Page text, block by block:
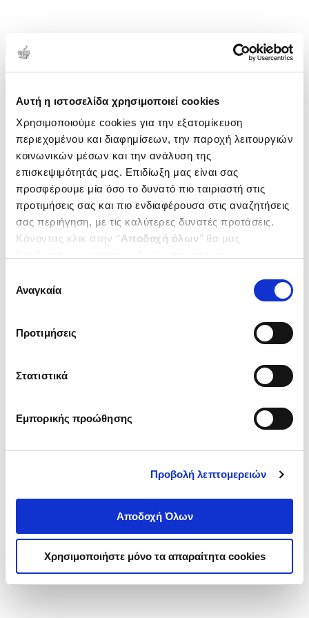
Αυτή η ιστοσελίδα χρησιμοποιεί cookies
Χρησιμοποιούμε cookies για την εξατομίκευση
περιεχομένου και διαφημίσεων, την παροχή λειτουργιών
κοινωνικών μέσων και την ανάλυση της
επισκεψιμότητάς μας. Επιδίωξη μας είναι σας
προσφέρουμε μία όσο το δυνατό πιο ταιριαστή στις
προτιμήσεις σας και πιο ενδιαφέρουσα στις αναζητήσεις
σας περιήγηση, με τις καλύτερες δυνατές προτάσεις.
Κάνοντας κλικ στην ‘’Αποδοχή όλων’’ θα μας
ενδιαφέρουν και να επιλέξετε από τα παρακάτω με την
΄΄και να ενημερωθείτε σχετικά με
συγκατάθεσης
Αναγκαία
Προτιμήσεις
Στατιστικά
Εμπορικής προώθησης
Προβολή λεπτομερειών
Αποδοχή Όλων
Χρησιμοποιήστε μόνο τα απαραίτητα cookies